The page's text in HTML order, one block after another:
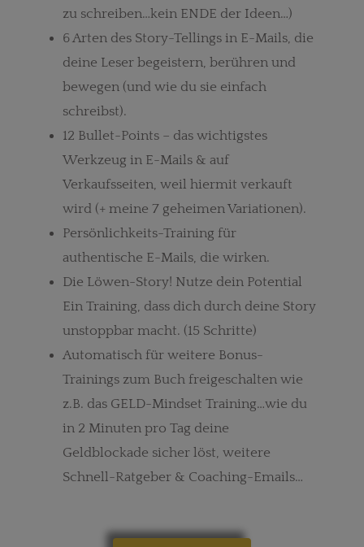
zu schreiben…kein ENDE der Ideen…)
6 Arten des Story-Tellings in E-Mails, die
deine Leser begeistern, berühren und
bewegen (und wie du sie einfach
schreibst).
12 Bullet-Points – das wichtigstes
Werkzeug in E-Mails & auf
Verkaufsseiten, weil hiermit verkauft
wird (+ meine 7 geheimen Variationen).
Persönlichkeits-Training für
authentische E-Mails, die wirken.
Die Löwen-Story! Nutze dein Potential
Ein Training, dass dich durch deine Story
unstoppbar macht. (15 Schritte)
Automatisch für weitere Bonus-
Trainings zum Buch freigeschalten wie
z.B. das GELD-Mindset Training…wie du
in 2 Minuten pro Tag deine
Geldblockade sicher löst, weitere
Schnell-Ratgeber & Coaching-Emails…